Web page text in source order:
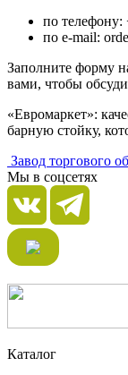
по телефону:
по e‑mail:
Заполните форму
вами, чтобы
«Евромаркет»:
барную стойку,
Завод торгового
Мы в соцсетях
Каталог